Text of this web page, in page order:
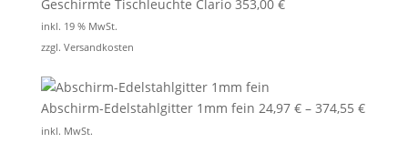
Geschirmte Tischleuchte Clario 353,00 €
inkl. 19 % MwSt.
zzgl. Versandkosten
Abschirm-Edelstahlgitter 1mm fein 24,97 €– 374,55 €
inkl. MwSt.